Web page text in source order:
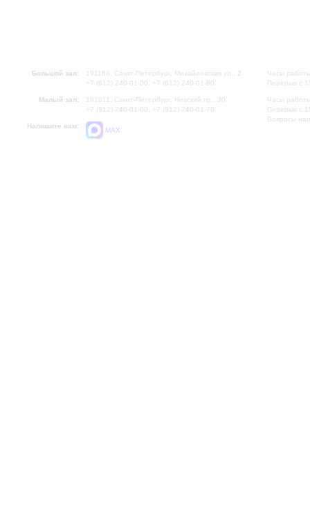
Большой зал:
191186, Санкт-Петербург, Михайловская ул., 2
+7 (812) 240-01-00, +7 (812) 240-01-80
Малый зал:
191011, Санкт-Петербург, Невский пр., 30
+7 (812) 240-01-00, +7 (812) 240-01-70
Напишите нам:
MAX
Часы
Перерыв с
Часы
Перерыв с
Вопросы